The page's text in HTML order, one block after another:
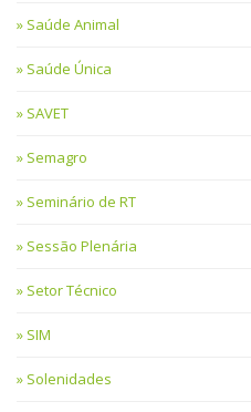
Saúde Animal
Saúde Única
SAVET
Semagro
Seminário de RT
Sessão Plenária
Setor Técnico
SIM
Solenidades